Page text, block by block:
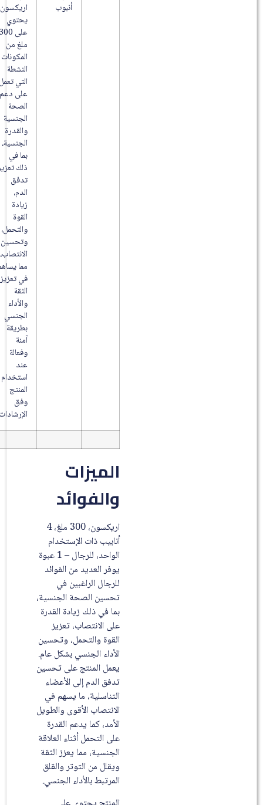
أنبوب
اريكسون
يحتوي
على 300
ملغ من
المكونات
النشطة
التي تعمل
على دعم
الصحة
الجنسية
والقدرة
الجنسية،
بما في
ذلك تعزيز
تدفق
الدم،
زيادة
القوة
والتحمل،
وتحسين
الانتصاب،
مما يساهم
في تعزيز
الثقة
والأداء
الجنسي
بطريقة
وفعالة
استخدام
المنتج
وفق
الإرشادات.
الميزات
والفوائد
اريكسون، 300 ملغ، 4
أنابيب ذات الإستخدام
الواحد، للرجال – 1 عبوة
يوفر العديد من الفوائد
للرجال الراغبين في
تحسين الصحة الجنسية،
بما في ذلك زيادة القدرة
على الانتصاب، تعزيز
القوة والتحمل، وتحسين
الأداء الجنسي بشكل عام.
يعمل المنتج على تحسين
تدفق الدم إلى الأعضاء
التناسلية، ما يسهم في
الانتصاب الأقوى والطويل
الأمد، كما يدعم القدرة
على التحمل أثناء العلاقة
الجنسية، مما يعزز الثقة
ويقلل من التوتر والقلق
المرتبط بالأداء الجنسي.